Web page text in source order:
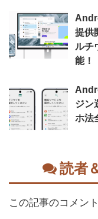
提供
ルチ
能！
ジン
ホ法
読者
この記事のコメン